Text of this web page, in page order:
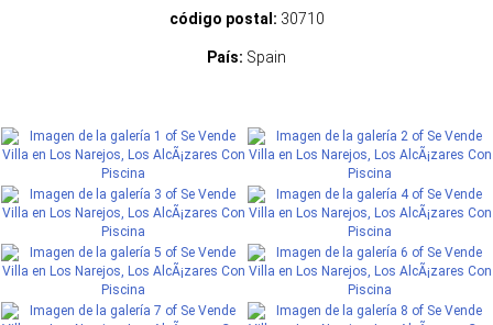
código postal: 30710
País: Spain